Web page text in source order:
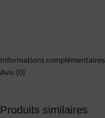
Informations complémentaires
Avis (0)
Produits similaires